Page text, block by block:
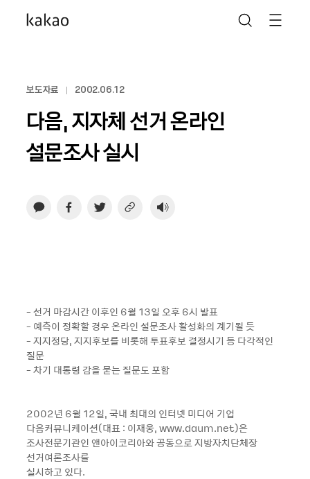
보도자료 2002.06.12
다음, 지자체 선거 온라인
설문조사 실시
- 선거 마감시간 이후인 6월 13일 오후 6시 발표
- 예측이 정확할 경우 온라인 설문조사 활성화의 계기될 듯
- 지지정당, 지지후보를 비롯해 투표후보 결정시기 등 다각적인
질문
- 차기 대통령 감을 묻는 질문도 포함
2002년 6월 12일, 국내 최대의 인터넷 미디어 기업
다음커뮤니케이션(대표 : 이재웅, www.daum.net)은
조사전문기관인 앤아이코리아와 공동으로 지방자치단체장
선거여론조사를
실시하고 있다.